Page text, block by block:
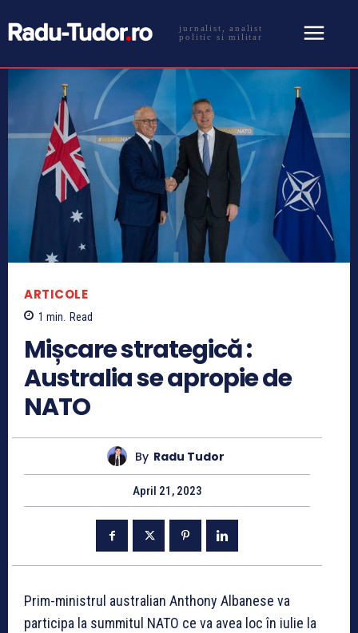
jurnalist, analist
politic si militar
ARTICOLE
1 min. Read
Mișcare strategică :
Australia se apropie de
NATO
By Radu Tudor
April 21, 2023
Prim-ministrul australian Anthony Albanese va
participa la summitul NATO ce va avea loc în iulie la